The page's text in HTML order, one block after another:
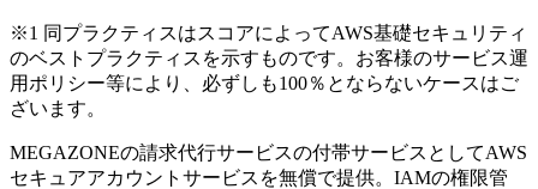
※1 同プラクティスはスコアによってAWS基礎セキュリティ
のベストプラクティスを示すものです。お客様のサービス運
用ポリシー等により、必ずしも100％とならないケースはご
ざいます。
MEGAZONEの請求代行サービスの付帯サービスとしてAWS
セキュアアカウントサービスを無償で提供。IAMの権限管